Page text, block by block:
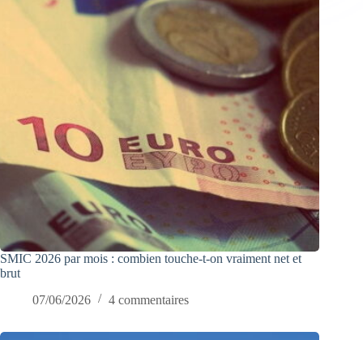
SMIC 2026 par mois : combien touche-t-on vraiment net et
brut
07/06/2026
4 commentaires